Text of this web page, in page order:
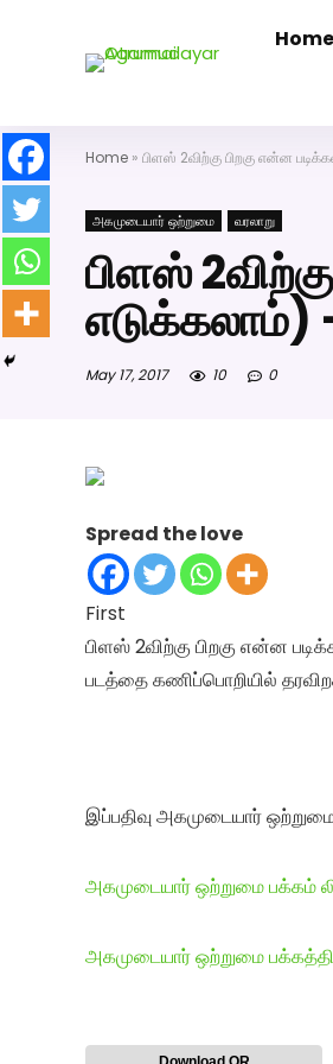
Home
Home » பிளஸ் 2விற்கு பிறகு என்ன
அகமுடையார் ஒற்றுமை வரலாறு
பிளஸ்
May 17, 2017 10 0
Spread the love
First
பிளஸ் 2விற்கு பிறகு என்ன
படத்தை கணிப்பொறியில்
இப்பதிவு அகமுடையார்
அகமுடையார் ஒற்றுமை பக்கம்
அகமுடையார் ஒற்றுமை
அகமுடையார் திருமண